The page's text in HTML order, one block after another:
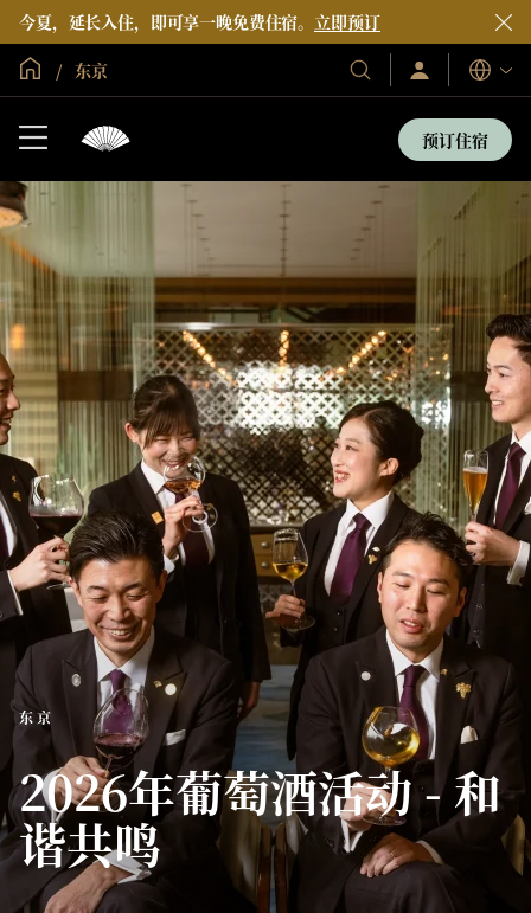
今夏，延长入住，即可享一晚免费住宿。 立即预订
全球首页
东京
我
们
度
假
村
登
录/
即
加
入
语
言
预订住宿
东京
2026年葡萄酒活动 - 和
谐共鸣